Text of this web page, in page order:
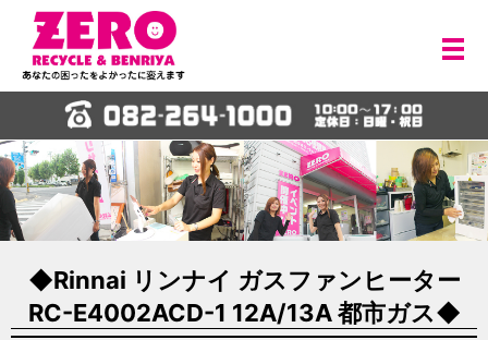
メ
◆Rinnai リンナイ ガスファンヒーター
RC-E4002ACD-1 12A/13A 都市ガス◆